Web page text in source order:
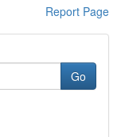
Report Page
Go